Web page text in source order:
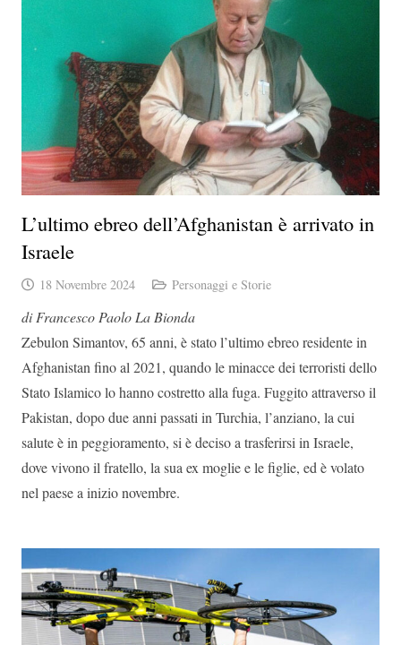
L’ultimo ebreo dell’Afghanistan è arrivato in
Israele
18 Novembre 2024 Personaggi e Storie
di Francesco Paolo La Bionda
Zebulon Simantov, 65 anni, è stato l’ultimo ebreo residente in
Afghanistan fino al 2021, quando le minacce dei terroristi dello
Stato Islamico lo hanno costretto alla fuga. Fuggito attraverso il
Pakistan, dopo due anni passati in Turchia, l’anziano, la cui
salute è in peggioramento, si è deciso a trasferirsi in Israele,
dove vivono il fratello, la sua ex moglie e le figlie, ed è volato
nel paese a inizio novembre.